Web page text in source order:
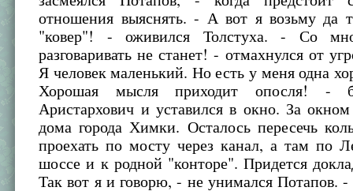
отношения выяснять. - А вот я возьму да
"ковер"! - оживился Толстуха. - Со
разговаривать не станет! - отмахнулся от
Я человек маленький. Но есть у меня одна
Хорошая мысля приходит опосля! -
Аристархович и уставился в окно. За
дома города Химки. Осталось пересечь
проехать по мосту через канал, а там по
шоссе и к родной "конторе". Придется
Так вот я и говорю, - не унимался Потапов.